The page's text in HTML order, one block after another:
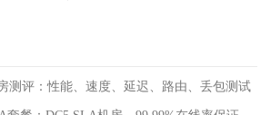
测评：性能、速度、延迟、路由、丢包测试